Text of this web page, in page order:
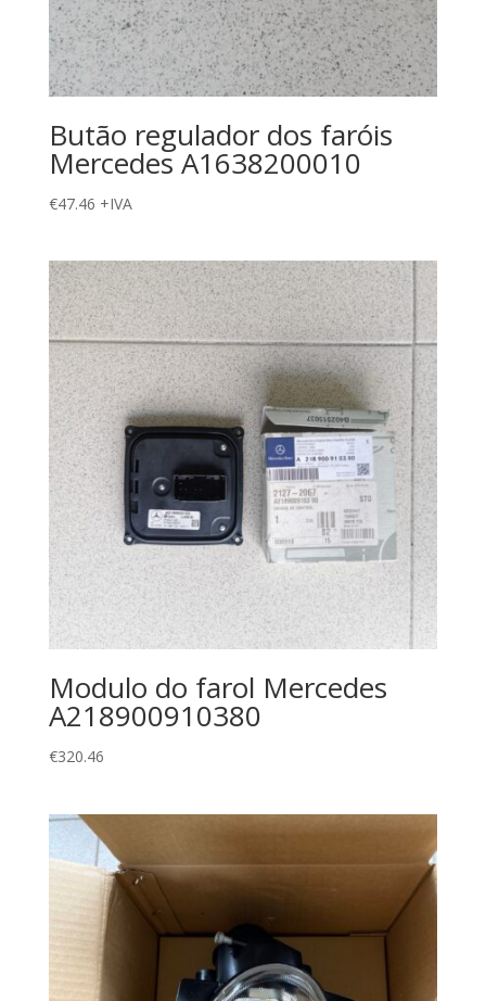
Butão regulador dos faróis
Mercedes A1638200010
€47.46 +IVA
Modulo do farol Mercedes
A218900910380
€320.46